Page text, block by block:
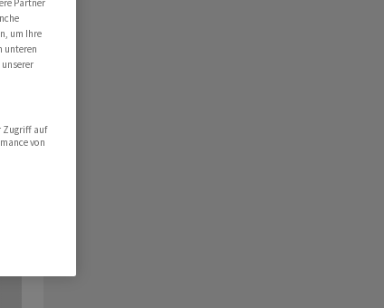
Partner
um Ihre
unteren
Zugriff auf
von